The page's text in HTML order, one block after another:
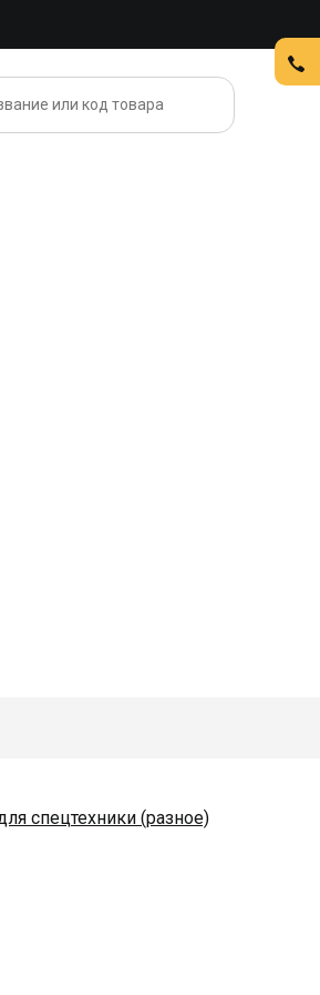
спецтехники (разное)